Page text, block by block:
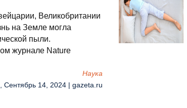
Великобритании
на Земле могла
пыли.
журнале Nature
Наука
Сентябрь 14, 2024 | gazeta.ru